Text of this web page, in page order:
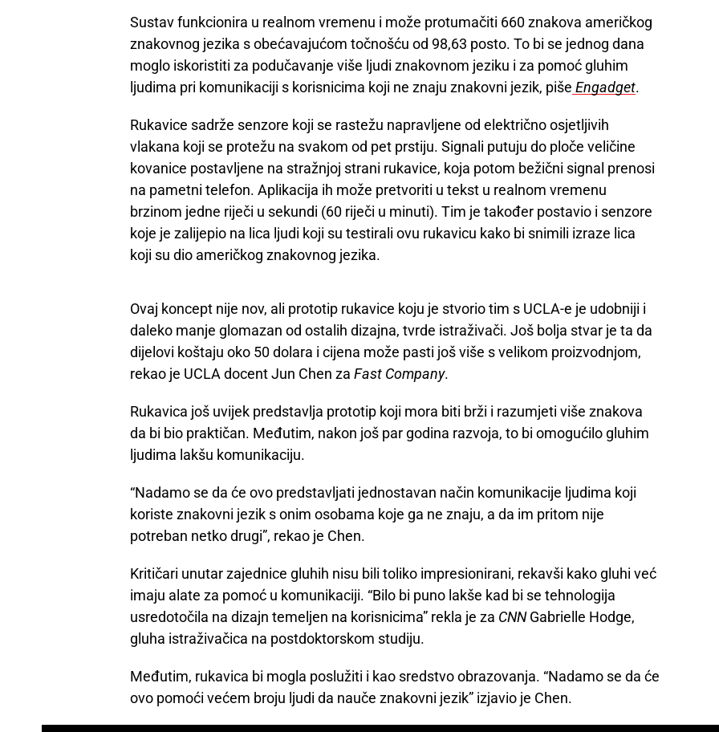
Sustav funkcionira u realnom vremenu i može protumačiti 660 znakova američkog
znakovnog jezika s obećavajućom točnošću od 98,63 posto. To bi se jednog dana
moglo iskoristiti za podučavanje više ljudi znakovnom jeziku i za pomoć gluhim
ljudima pri komunikaciji s korisnicima koji ne znaju znakovni jezik, piše Engadget.
Rukavice sadrže senzore koji se rastežu napravljene od električno osjetljivih
vlakana koji se protežu na svakom od pet prstiju. Signali putuju do ploče veličine
kovanice postavljene na stražnjoj strani rukavice, koja potom bežični signal prenosi
na pametni telefon. Aplikacija ih može pretvoriti u tekst u realnom vremenu
brzinom jedne riječi u sekundi (60 riječi u minuti). Tim je također postavio i senzore
koje je zalijepio na lica ljudi koji su testirali ovu rukavicu kako bi snimili izraze lica
koji su dio američkog znakovnog jezika.
Ovaj koncept nije nov, ali prototip rukavice koju je stvorio tim s UCLA-e je udobniji i
daleko manje glomazan od ostalih dizajna, tvrde istraživači. Još bolja stvar je ta da
dijelovi koštaju oko 50 dolara i cijena može pasti još više s velikom proizvodnjom,
rekao je UCLA docent Jun Chen za Fast Company.
Rukavica još uvijek predstavlja prototip koji mora biti brži i razumjeti više znakova
da bi bio praktičan. Međutim, nakon još par godina razvoja, to bi omogućilo gluhim
ljudima lakšu komunikaciju.
“Nadamo se da će ovo predstavljati jednostavan način komunikacije ljudima koji
koriste znakovni jezik s onim osobama koje ga ne znaju, a da im pritom nije
potreban netko drugi”, rekao je Chen.
Kritičari unutar zajednice gluhih nisu bili toliko impresionirani, rekavši kako gluhi već
imaju alate za pomoć u komunikaciji. “Bilo bi puno lakše kad bi se tehnologija
usredotočila na dizajn temeljen na korisnicima” rekla je za CNNGabrielle Hodge,
gluha istraživačica na postdoktorskom studiju.
Međutim, rukavica bi mogla poslužiti i kao sredstvo obrazovanja. “Nadamo se da će
ovo pomoći većem broju ljudi da nauče znakovni jezik” izjavio je Chen.